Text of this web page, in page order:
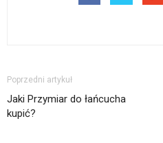
Poprzedni artykuł
Jaki Przymiar do łańcucha
kupić?